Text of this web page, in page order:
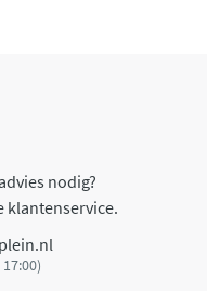
nodig?
klantenservice.